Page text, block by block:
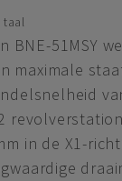
BNE-51MSY
maximale
in de X1-